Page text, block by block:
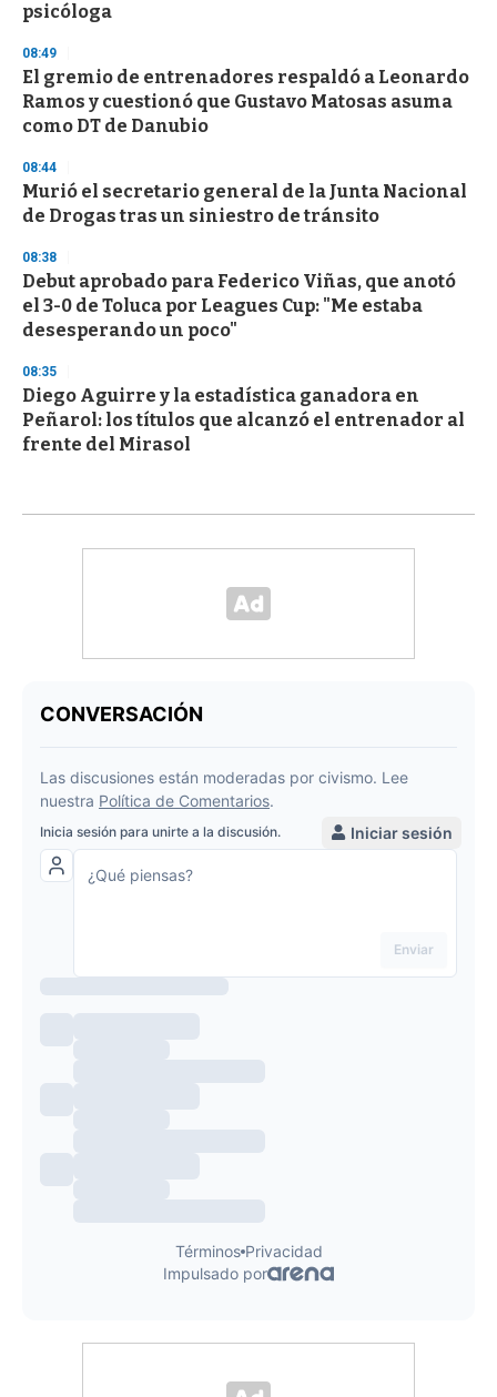
psicóloga
08:49
El gremio de entrenadores respaldó a Leonardo
Ramos y cuestionó que Gustavo Matosas asuma
como DT de Danubio
08:44
Murió el secretario general de la Junta Nacional
de Drogas tras un siniestro de tránsito
08:38
Debut aprobado para Federico Viñas, que anotó
el 3-0 de Toluca por Leagues Cup: "Me estaba
desesperando un poco"
08:35
Diego Aguirre y la estadística ganadora en
Peñarol: los títulos que alcanzó el entrenador al
frente del Mirasol